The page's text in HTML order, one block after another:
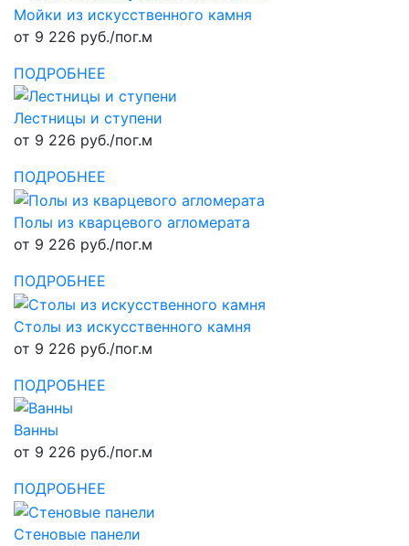
Мойки из искусственного камня
от 9 226 руб./пог.м
ПОДРОБНЕЕ
Лестницы и ступени
от 9 226 руб./пог.м
ПОДРОБНЕЕ
Полы из кварцевого агломерата
от 9 226 руб./пог.м
ПОДРОБНЕЕ
Столы из искусственного камня
от 9 226 руб./пог.м
ПОДРОБНЕЕ
Ванны
от 9 226 руб./пог.м
ПОДРОБНЕЕ
Стеновые панели